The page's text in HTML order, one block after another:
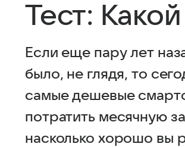
Тест:
Если еще пару лет
было, не глядя, то
самые дешевые
потратить месячную
насколько хорошо вы